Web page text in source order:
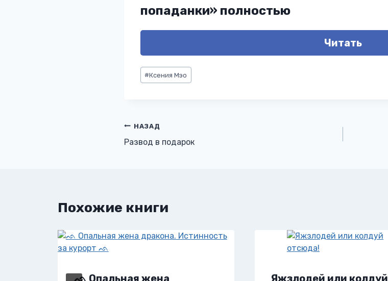
попаданки» полностью
Читать
Метки
записи:
#Ксения Мэо
Навигация
по
НАЗАД
Развод в подарок
Похожие книги
ᨒ Опальная жена Яжзлодей или колдуй